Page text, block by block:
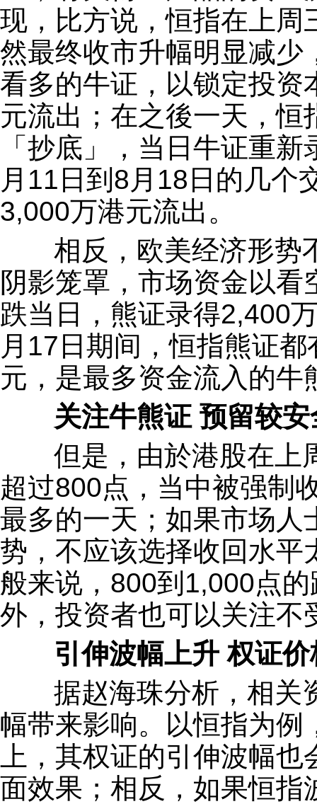
现，比方说，恒指在上周
然最终收市升幅明显减少
看多的牛证，以锁定投
元流出；在之後一天，
「抄底」，当日牛证重
月11日到8月18日的几个
3,000万港元流出。
相反，欧美经济形势
阴影笼罩，市场资金以
跌当日，熊证录得2,400
月17日期间，恒指熊证
元，是最多资金流入的牛
关注牛熊证 预留较
但是，由於港股在上
超过800点，当中被强制
最多的一天；如果市场人
势，不应该选择收回水平
般来说，800到1,000点
外，投资者也可以关注不
引伸波幅上升 权证
据赵海珠分析，相关
幅带来影响。以恒指为例
上，其权证的引伸波幅
面效果；相反，如果恒指